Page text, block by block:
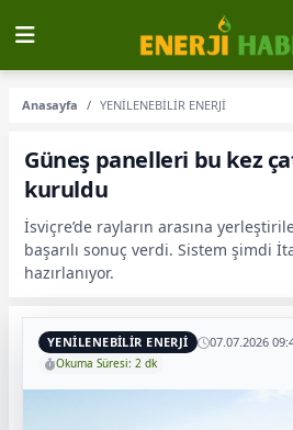
Anasayfa YENİLENEBİLİR ENERJİ
Güneş panelleri bu kez
kuruldu
İsviçre’de rayların arasına
başarılı sonuç verdi. Sistem şimdi
hazırlanıyor.
YENİLENEBİLİR ENERJİ 07.07.2026
Okuma Süresi: 2 dk